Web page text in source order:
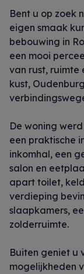
Bent u op zoek
eigen smaak
bebouwing in
een mooi
van rust, ruimte
kust,
De woning
een praktische
inkomhal, een
salon en
apart toilet,
verdieping
slaapkamers,
zolderruimte.
Buiten geniet u
mogelijkheden